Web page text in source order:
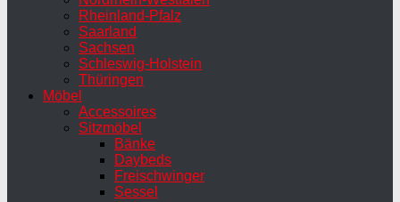
Rheinland-Pfalz
Saarland
Sachsen
Schleswig-Holstein
Thüringen
Möbel
Accessoires
Sitzmöbel
Bänke
Daybeds
Freischwinger
Sessel